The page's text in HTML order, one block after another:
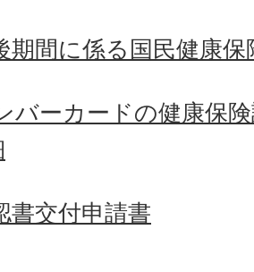
期間に係る国民健康
バーカードの健康保
書交付申請書